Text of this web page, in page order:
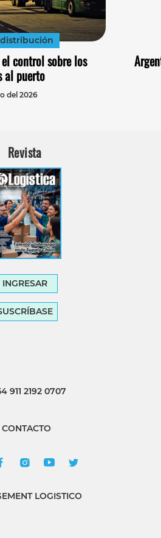
control sobre los
al puerto
del 2026
Revista
INGRESAR
911 2192 0707
CONTACTO
LOGISTICO